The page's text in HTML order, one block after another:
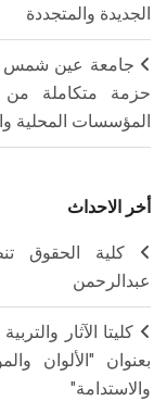
الجديدة والمتجددة
جامعة عين شمس
حزمة متكاملة من
المؤسسات المحلية
أخر الاحداث
كلية الحقوق
عبدالرحمن
كليتا الآثار
بعنوان "الألوان
والاستدامة"